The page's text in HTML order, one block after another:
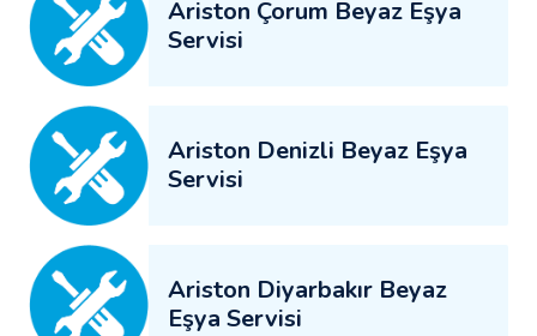
Ariston Çorum Beyaz Eşya
Servisi
Ariston Denizli Beyaz Eşya
Servisi
Ariston Diyarbakır Beyaz
Eşya Servisi